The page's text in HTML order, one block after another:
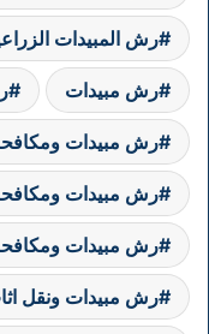
رش المبيدات
رش مبيدات
رش مبيدات
رش مبيدات
رش مبيدات
رش مبيدات ونقل